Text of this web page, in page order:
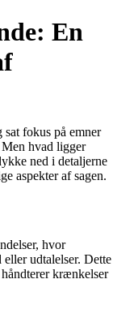
En
sat fokus på emner
hvad ligger
ned i detaljerne
aspekter af sagen.
hvor
udtalelser. Dette
krænkelser